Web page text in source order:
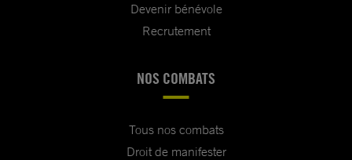
Devenir bénévole
Recrutement
NOS COMBATS
Tous nos combats
Droit de manifester